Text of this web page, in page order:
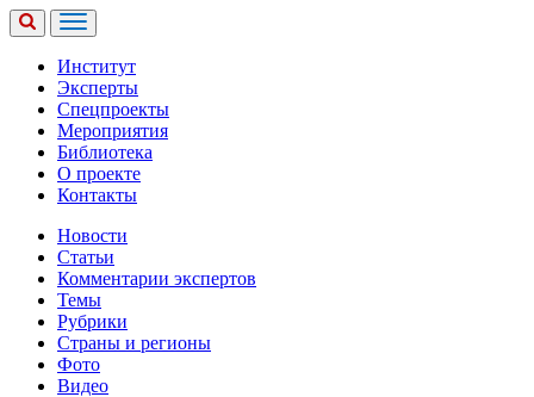
Институт
Эксперты
Спецпроекты
Мероприятия
Библиотека
О проекте
Контакты
Новости
Статьи
Комментарии экспертов
Темы
Рубрики
Страны и регионы
Фото
Видео